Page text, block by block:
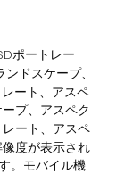
ポートレー
ンドスケープ、
ート、アスペ
プ、アスペク
レート、アスペ
度が表示され
。モバイル機